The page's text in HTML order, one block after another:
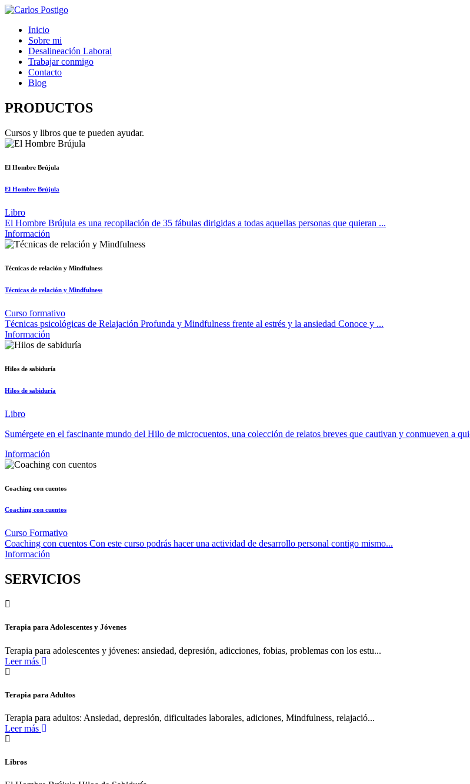
Inicio
Sobre mi
Desalineación Laboral
Trabajar conmigo
Contacto
Blog
PRODUCTOS
Cursos y libros que te pueden ayudar.
El Hombre Brújula
El Hombre Brújula
Libro
El Hombre Brújula es una recopilación de 35 fábulas dirigidas a todas aquellas personas que quieran ...
Información
Técnicas de relación y Mindfulness
Técnicas de relación y Mindfulness
Curso formativo
Técnicas psicológicas de Relajación Profunda y Mindfulness frente al estrés y la ansiedad Conoce y ...
Información
Hilos de sabiduría
Hilos de sabiduría
Libro
Sumérgete en el fascinante mundo del Hilo de microcuentos, una colección de relatos breves que cautivan y conmueven a
Información
Coaching con cuentos
Coaching con cuentos
Curso Formativo
Coaching con cuentos Con este curso podrás hacer una actividad de desarrollo personal contigo mismo...
Información
SERVICIOS
Terapia para Adolescentes y Jóvenes
Terapia para adolescentes y jóvenes: ansiedad, depresión, adicciones, fobias, problemas con los estu...
Leer más
Terapia para Adultos
Terapia para adultos: Ansiedad, depresión, dificultades laborales, adiciones, Mindfulness, relajació...
Leer más
Libros